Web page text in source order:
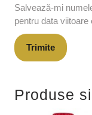
Salvează-mi
pentru data
Produse